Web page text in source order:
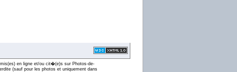
en ligne et/ou cit�(e)s sur Photos-de-
(sauf pour les photos et uniquement dans